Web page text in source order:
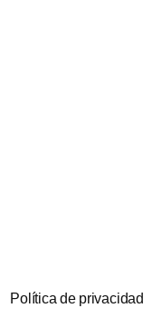
Política de privacidad